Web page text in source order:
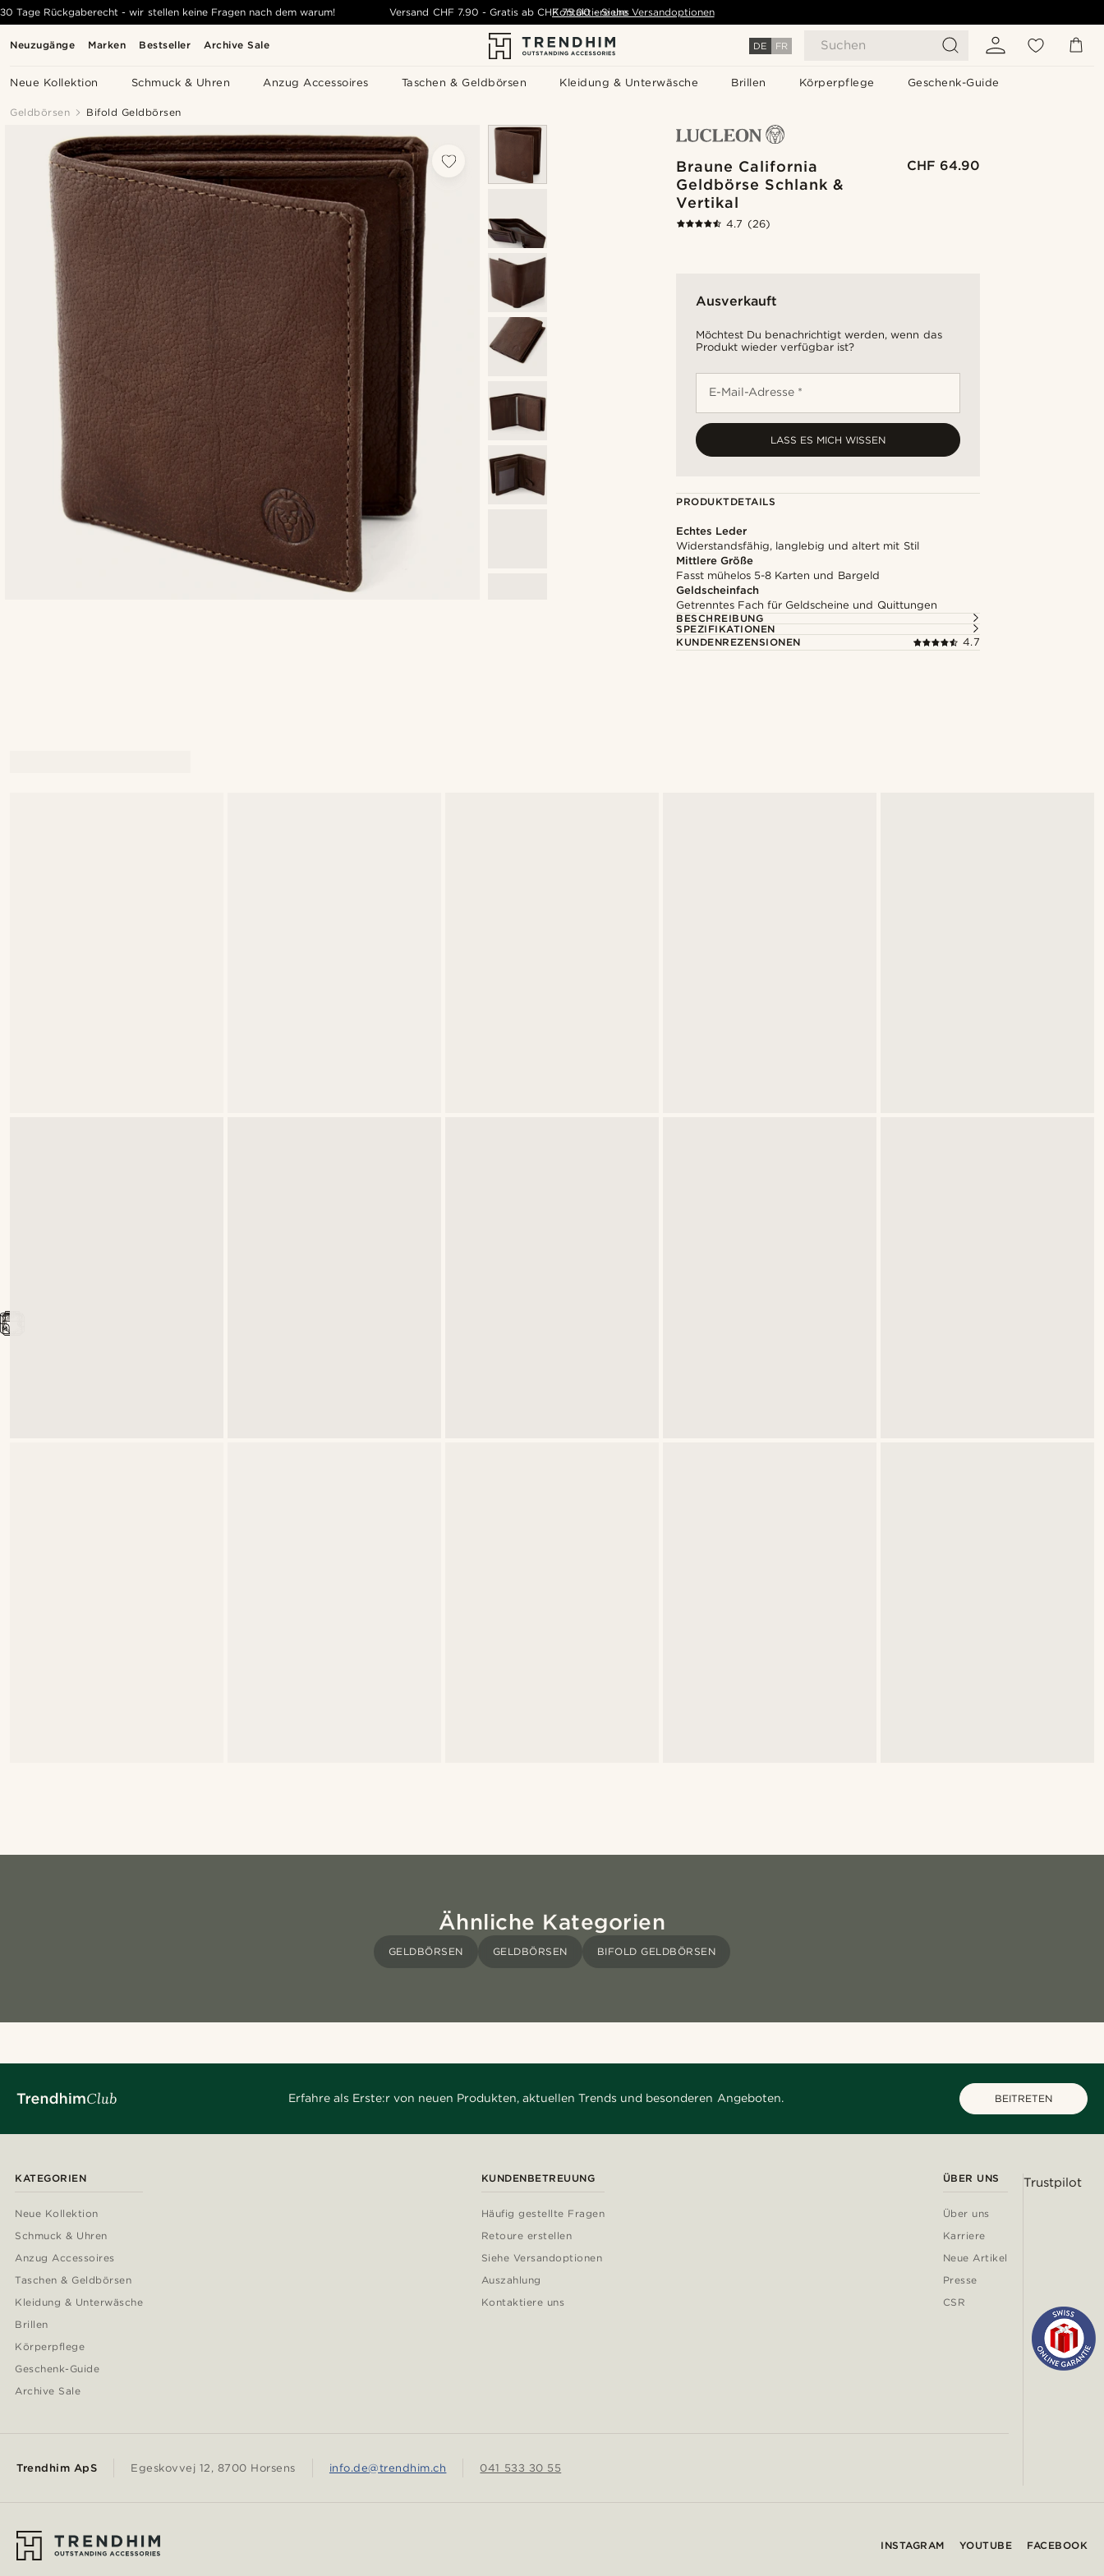
Neuzugänge Marken Bestseller Archive Sale DE FR Suchen
Neue Kollektion Schmuck & Uhren Anzug Accessoires Taschen & Geldbörsen Kleidung & Unterwäsche Brillen Körperpflege Geschenk-Guide
30 Tage Rückgaberecht - wir stellen keine Fragen nach dem warum! Versand CHF 7.90 - Gratis ab CHF 75.00 - Siehe Versandoptionen
Kontaktiere uns
Geldbörsen Bifold Geldbörsen
Braune California
Geldbörse Schlank &
Vertikal
CHF 64.90
4.7 (26)
Ausverkauft
Möchtest Du benachrichtigt werden, wenn das
Produkt wieder verfügbar ist?
E-Mail-Adresse *
LASS ES MICH WISSEN
PRODUKTDETAILS
Echtes Leder
Widerstandsfähig, langlebig und altert mit Stil
Mittlere Größe
Fasst mühelos 5-8 Karten und Bargeld
Geldscheinfach
Getrenntes Fach für Geldscheine und Quittungen
BESCHREIBUNG
SPEZIFIKATIONEN
KUNDENREZENSIONEN
4.7
Ähnliche Kategorien
GELDBÖRSEN GELDBÖRSEN BIFOLD GELDBÖRSEN
Erfahre als Erste:r von neuen Produkten, aktuellen Trends und besonderen Angeboten. BEITRETEN
KATEGORIEN
Neue Kollektion
Schmuck & Uhren
Anzug Accessoires
Taschen & Geldbörsen
Kleidung & Unterwäsche
Brillen
Körperpflege
Geschenk-Guide
Archive Sale
KUNDENBETREUUNG
Häufig gestellte Fragen
Retoure erstellen
Siehe Versandoptionen
Auszahlung
Kontaktiere uns
ÜBER UNS
Über uns
Karriere
Neue Artikel
Presse
CSR
Trendhim ApS Egeskovvej 12, 8700 Horsens info.de@trendhim.ch 041 533 30 55
Trustpilot
INSTAGRAM YOUTUBE FACEBOOK